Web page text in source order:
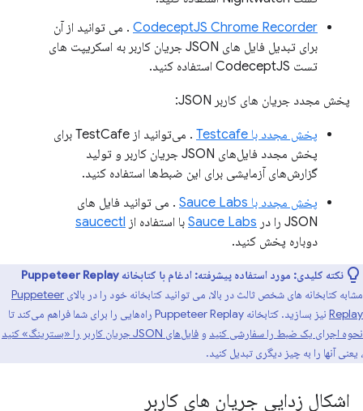
CodeceptJS Chrome Recorder . می توانید از آن
برای تبدیل فایل های JSON جریان کاربر به اسکریپت های
تست CodeceptJS استفاده کنید.
پخش مجدد جریان های کاربر JSON:
پخش مجدد با Testcafe
. می‌توانید از TestCafe برای
پخش مجدد فایل‌های JSON جریان کاربر و تولید
گزارش‌های آزمایشی برای این ضبط‌ها استفاده کنید.
پخش مجدد با Sauce Labs
. می توانید فایل های
JSON را در
Sauce Labs با استفاده از saucectl
دوباره پخش کنید.
نکته کلیدی: مورد استفاده پیشرفته: ادغام با کتابخانه Puppeteer Replay
مشابه کتابخانه های شخص ثالث در بالا، می توانید کتابخانه خود را در بالای Puppeteer
Replay نیز بسازید. کتابخانه Puppeteer Replay راه‌هایی را برای شما فراهم می‌کند تا
نحوه اجرای یک ضبط را سفارشی کنید و فایل‌های JSON جریان کاربر را «بسترینگ» کنید
، یعنی آنها را به چیز دیگری تبدیل کنید.
اشکال زدایی جریان های کاربر